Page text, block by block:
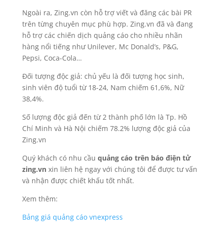
Ngoài ra, Zing.vn còn hỗ trợ viết và đăng các bài PR
trên từng chuyên mục phù hợp. Zing.vn đã và đang
hỗ trợ các chiến dịch quảng cáo cho nhiều nhãn
hàng nổi tiếng như Unilever, Mc Donald’s, P&G,
Pepsi, Coca-Cola…
Đối tượng độc giả: chủ yếu là đối tượng học sinh,
sinh viên độ tuổi từ 18-24, Nam chiếm 61,6%, Nữ
38,4%.
Số lượng độc giả đến từ 2 thành phố lớn là Tp. Hồ
Chí Minh và Hà Nội chiếm 78.2% lượng độc giả của
Zing.vn
Quý khách có nhu cầu quảng cáo trên báo điện tử
zing.vnxin liên hệ ngay với chúng tôi để được tư vấn
và nhận được chiết khấu tốt nhất.
Xem thêm:
Bảng giá quảng cáo vnexpress